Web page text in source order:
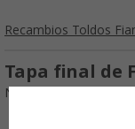
Recambios Toldos
Tapa final de
Nº de artículo 106723